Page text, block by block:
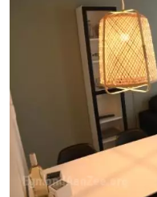
tun
Museen
-
Denkmäler
Kirchen